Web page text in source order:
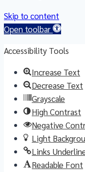
Skip to content
Open toolbar
Accessibility Tools
Increase Text
Decrease Text
Grayscale
High Contrast
Negative
Light
Links
Readable Font